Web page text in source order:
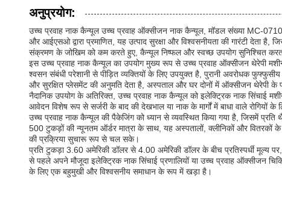
अनुप्रयोग:
उच्च प्रवाह नाक कैन्यूल उच्च प्रवाह ऑक्सीजन नाक कैन्यूल, मॉडल संख्या MC-
और आईएसओ द्वारा प्रमाणित, यह उत्पाद सुरक्षा और विश्वसनीयता की गारंटी
संक्रमण के जोखिम को कम करते हुए, कैन्यूल निष्फल और स्वच्छ उपयोग सुनिश्चित
इस उच्च प्रवाह नाक कैन्यूल का उपयोग मुख्य रूप से उच्च प्रवाह ऑक्सीजन थेरेपी
श्वसन संबंधी परेशानी से पीड़ित व्यक्तियों के लिए उपयुक्त है, पुरानी अवरोधक
और सुरक्षित प्लेसमेंट की अनुमति देता है, अस्पताल और घर दोनों में ऑक्सीजन थेरेपी के
नैदानिक उपयोग के अतिरिक्त, उच्च प्रवाह नाक कैन्यूल को इलेक्ट्रिक नाक सिंचाई
आवेदन विशेष रूप से सर्जरी के बाद की देखभाल या नाक के मार्गों में बाधा वाले
उच्च प्रवाह नाक कैन्यूल की पैकेजिंग को ध्यान से व्यवस्थित किया गया है, जिसमें
500 टुकड़ों की न्यूनतम ऑर्डर मात्रा के साथ, यह अस्पतालों, क्लीनिकों और वितरकों
की प्रक्रिया सुचारू रूप से चल सके।
प्रति टुकड़ा 3.60 अमेरिकी डॉलर से 4.00 अमेरिकी डॉलर के बीच प्रतिस्पर्धी मूल्य
से पहले अपने मौजूदा इलेक्ट्रिक नाक सिंचाई प्रणालियों या उच्च प्रवाह ऑक्सीजन
के लिए एक बहुमुखी और विश्वसनीय समाधान के रूप में खड़ा है।